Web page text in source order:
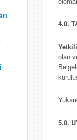
4.0.
olan
5.0.